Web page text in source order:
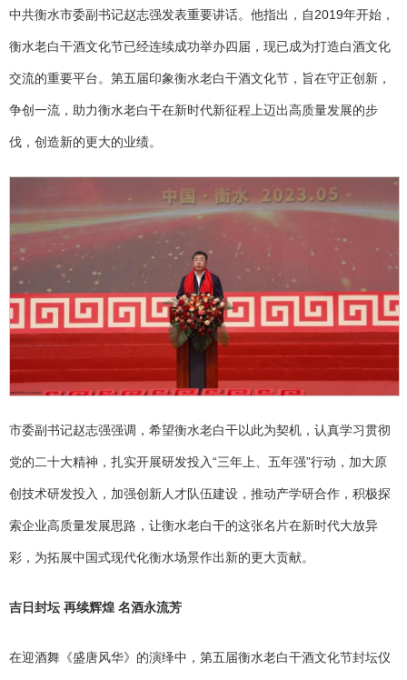
中共衡水市委副书记赵志强发表重要讲话。他指出，自2019年开始，
衡水老白干酒文化节已经连续成功举办四届，现已成为打造白酒文化
交流的重要平台。第五届印象衡水老白干酒文化节，旨在守正创新，
争创一流，助力衡水老白干在新时代新征程上迈出高质量发展的步
伐，创造新的更大的业绩。
市委副书记赵志强强调，希望衡水老白干以此为契机，认真学习贯彻
党的二十大精神，扎实开展研发投入“三年上、五年强”行动，加大原
创技术研发投入，加强创新人才队伍建设，推动产学研合作，积极探
索企业高质量发展思路，让衡水老白干的这张名片在新时代大放异
彩，为拓展中国式现代化衡水场景作出新的更大贡献。
吉日封坛 再续辉煌 名酒永流芳
在迎酒舞《盛唐风华》的演绎中，第五届衡水老白干酒文化节封坛仪